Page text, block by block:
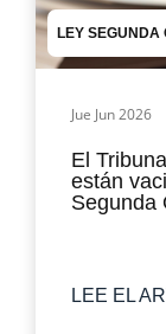
LEY SEGUNDA
Jue Jun 2026
El
están
Segunda
LEE EL